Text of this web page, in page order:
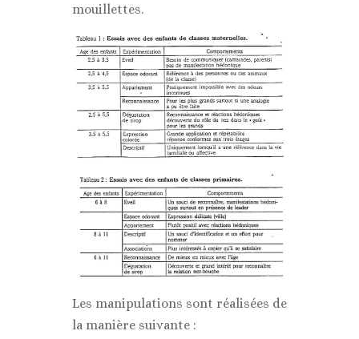
mouillettes.
Les manipulations sont réalisées de
la manière suivante :